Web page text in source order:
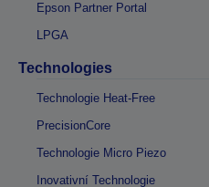
Epson Partner Portal
LPGA
Technologies
Technologie Heat-Free
PrecisionCore
Technologie Micro Piezo
Inovativní Technologie